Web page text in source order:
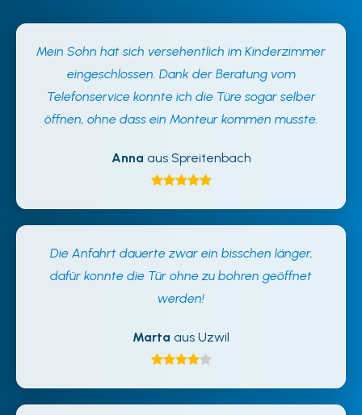
Mein Sohn hat sich versehentlich im Kinderzimmer
eingeschlossen. Dank der Beratung vom
Telefonservice konnte ich die Türe sogar selber
öffnen, ohne dass ein Monteur kommen musste.
Anna aus Spreitenbach
Die Anfahrt dauerte zwar ein bisschen länger,
dafür konnte die Tür ohne zu bohren geöffnet
werden!
Marta aus Uzwil